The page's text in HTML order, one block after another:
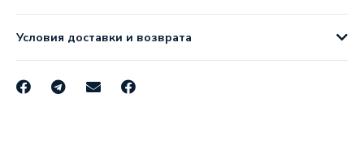
Условия доставки и возврата